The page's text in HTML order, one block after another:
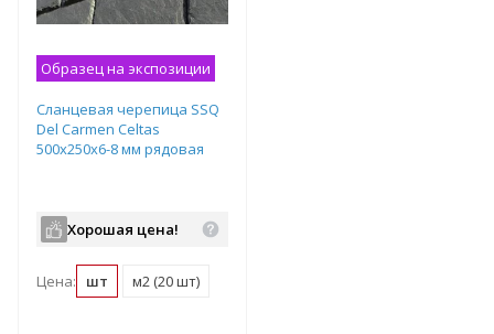
Образец на экспозиции
Сланцевая черепица SSQ
Del Carmen Celtas
500x250х6-8 мм рядовая
Хорошая цена!
Цена: шт м2 (20 шт)